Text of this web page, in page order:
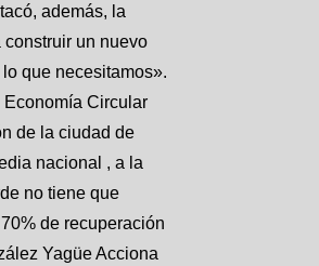
además, la
un nuevo
que necesitamos».
Economía Circular
de la ciudad de
nacional , a la
no tiene que
de recuperación
Yagüe Acciona